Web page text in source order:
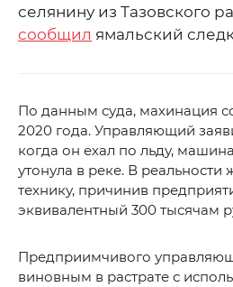
селянину из Тазовского
сообщил ямальский
По данным суда, махинация
2020 года. Управляющий
когда он ехал по льду,
утонула в реке. В
технику, причинив
эквивалентный 300 тысячам
Предприимчивого
виновным в растрате с